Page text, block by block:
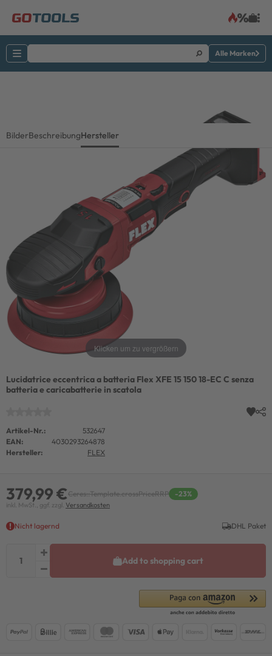
Alle Marken
BilderBeschreibungHersteller
Klicken um zu vergrößern
Lucidatrice eccentrica a batteria Flex XFE 15 150 18-EC C senza
batteria e caricabatterie in scatola
Artikel-Nr.:
532647
EAN:
4030293264878
Hersteller:
FLEX
379,99 €Ceres::Template.crossPriceRRP -23%
inkl. MwSt., ggf. zzgl. Versandkosten
Nicht lagernd DHL Paket
Add to shopping cart